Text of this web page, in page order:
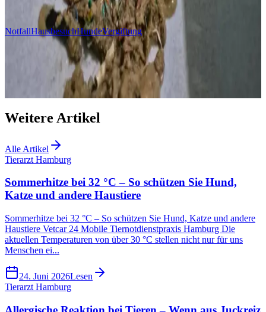
Themen
NotfallHausbesuchHundeVergiftung
Link kopieren
Weitere Artikel
Alle Artikel
Tierarzt Hamburg
Sommerhitze bei 32 °C – So schützen Sie Hund,
Katze und andere Haustiere
Sommerhitze bei 32 °C – So schützen Sie Hund, Katze und andere
Haustiere Vetcar 24 Mobile Tiernotdienstpraxis Hamburg Die
aktuellen Temperaturen von über 30 °C stellen nicht nur für uns
Menschen ei...
24. Juni 2026Lesen
Tierarzt Hamburg